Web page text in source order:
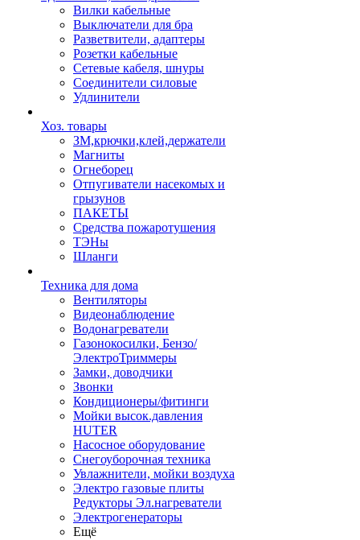
Вилки кабельные
Выключатели для бра
Разветвители, адаптеры
Розетки кабельные
Сетевые кабеля, шнуры
Соединители силовые
Удлинители
Хоз. товары
ЗМ,крючки,клей,держатели
Магниты
Огнеборец
Отпугиватели насекомых и
грызунов
ПАКЕТЫ
Средства пожаротушения
ТЭНы
Шланги
Техника для дома
Вентиляторы
Видеонаблюдение
Водонагреватели
Газонокосилки, Бензо/
ЭлектроТриммеры
Замки, доводчики
Звонки
Кондиционеры/фитинги
Мойки высок.давления
HUTER
Насосное оборудование
Снегоуборочная техника
Увлажнители, мойки воздуха
Электро газовые плиты
Редукторы Эл.нагреватели
Электрогенераторы
Ещё